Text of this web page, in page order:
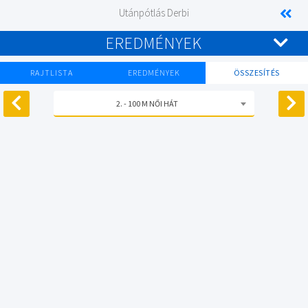
Utánpótlás Derbi
EREDMÉNYEK
RAJTLISTA EREDMÉNYEK ÖSSZESÍTÉS
2. - 100 M NŐI HÁT